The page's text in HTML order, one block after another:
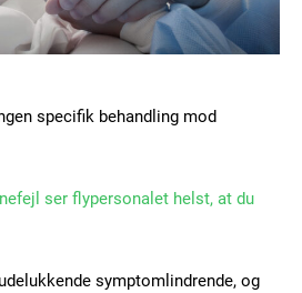
specifik behandling mod
ser flypersonalet helst, at du
symptomlindrende, og